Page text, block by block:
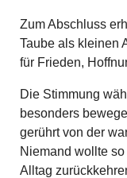
Zum Abschluss
Taube als kleinen
für Frieden,
Die Stimmung
besonders
gerührt von der
Niemand wollte
Alltag